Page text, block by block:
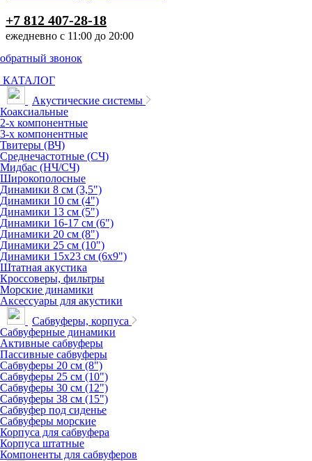
+7 812 407-28-18
ежедневно с 11:00 до 20:00
обратный звонок
КАТАЛОГ
Акустические системы
Коаксиальные
2-х компонентные
3-х компонентные
Твитеры (ВЧ)
Среднечастотные (СЧ)
Мидбас (НЧ/СЧ)
Широкополосные
Динамики 8 см (3,5")
Динамики 10 см (4")
Динамики 13 см (5")
Динамики 16-17 см (6")
Динамики 20 см (8")
Динамики 25 см (10")
Динамики 15х23 см (6х9")
Штатная акустика
Кроссоверы, фильтры
Морские динамики
Аксессуары для акустики
Сабвуферы, корпуса
Сабвуферные динамики
Активные сабвуферы
Пассивные сабвуферы
Сабвуферы 20 см (8")
Сабвуферы 25 см (10")
Сабвуферы 30 см (12")
Сабвуферы 38 см (15")
Сабвуфер под сиденье
Сабвуферы морские
Корпуса для сабвуфера
Корпуса штатные
Компоненты для сабвуферов